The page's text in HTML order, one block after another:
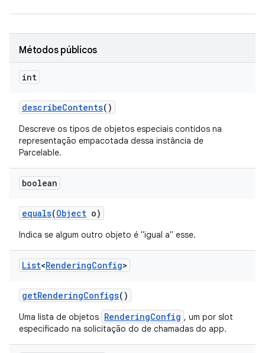
Métodos públicos
int
describeContents()
Descreve os tipos de objetos especiais contidos na
representação empacotada dessa instância de
Parcelable.
boolean
equals(Object o)
Indica se algum outro objeto é "igual a" esse.
List<RenderingConfig>
getRenderingConfigs()
Uma lista de objetos RenderingConfig , um por slot
especificado na solicitação do de chamadas do app.